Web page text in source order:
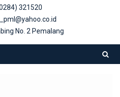
321520
No. 2 Pemalang